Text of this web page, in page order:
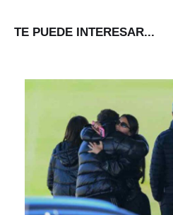
TE PUEDE INTERESAR...